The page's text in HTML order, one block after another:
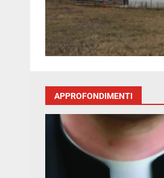
APPROFONDIMENTI